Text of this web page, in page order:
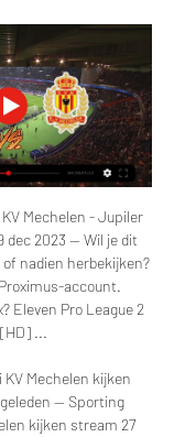
Mechelen - Jupiler
dec 2023 — Wil je dit
nadien herbekijken?
account.
Eleven Pro League 2
...
Mechelen kijken
— Sporting
kijken stream 27